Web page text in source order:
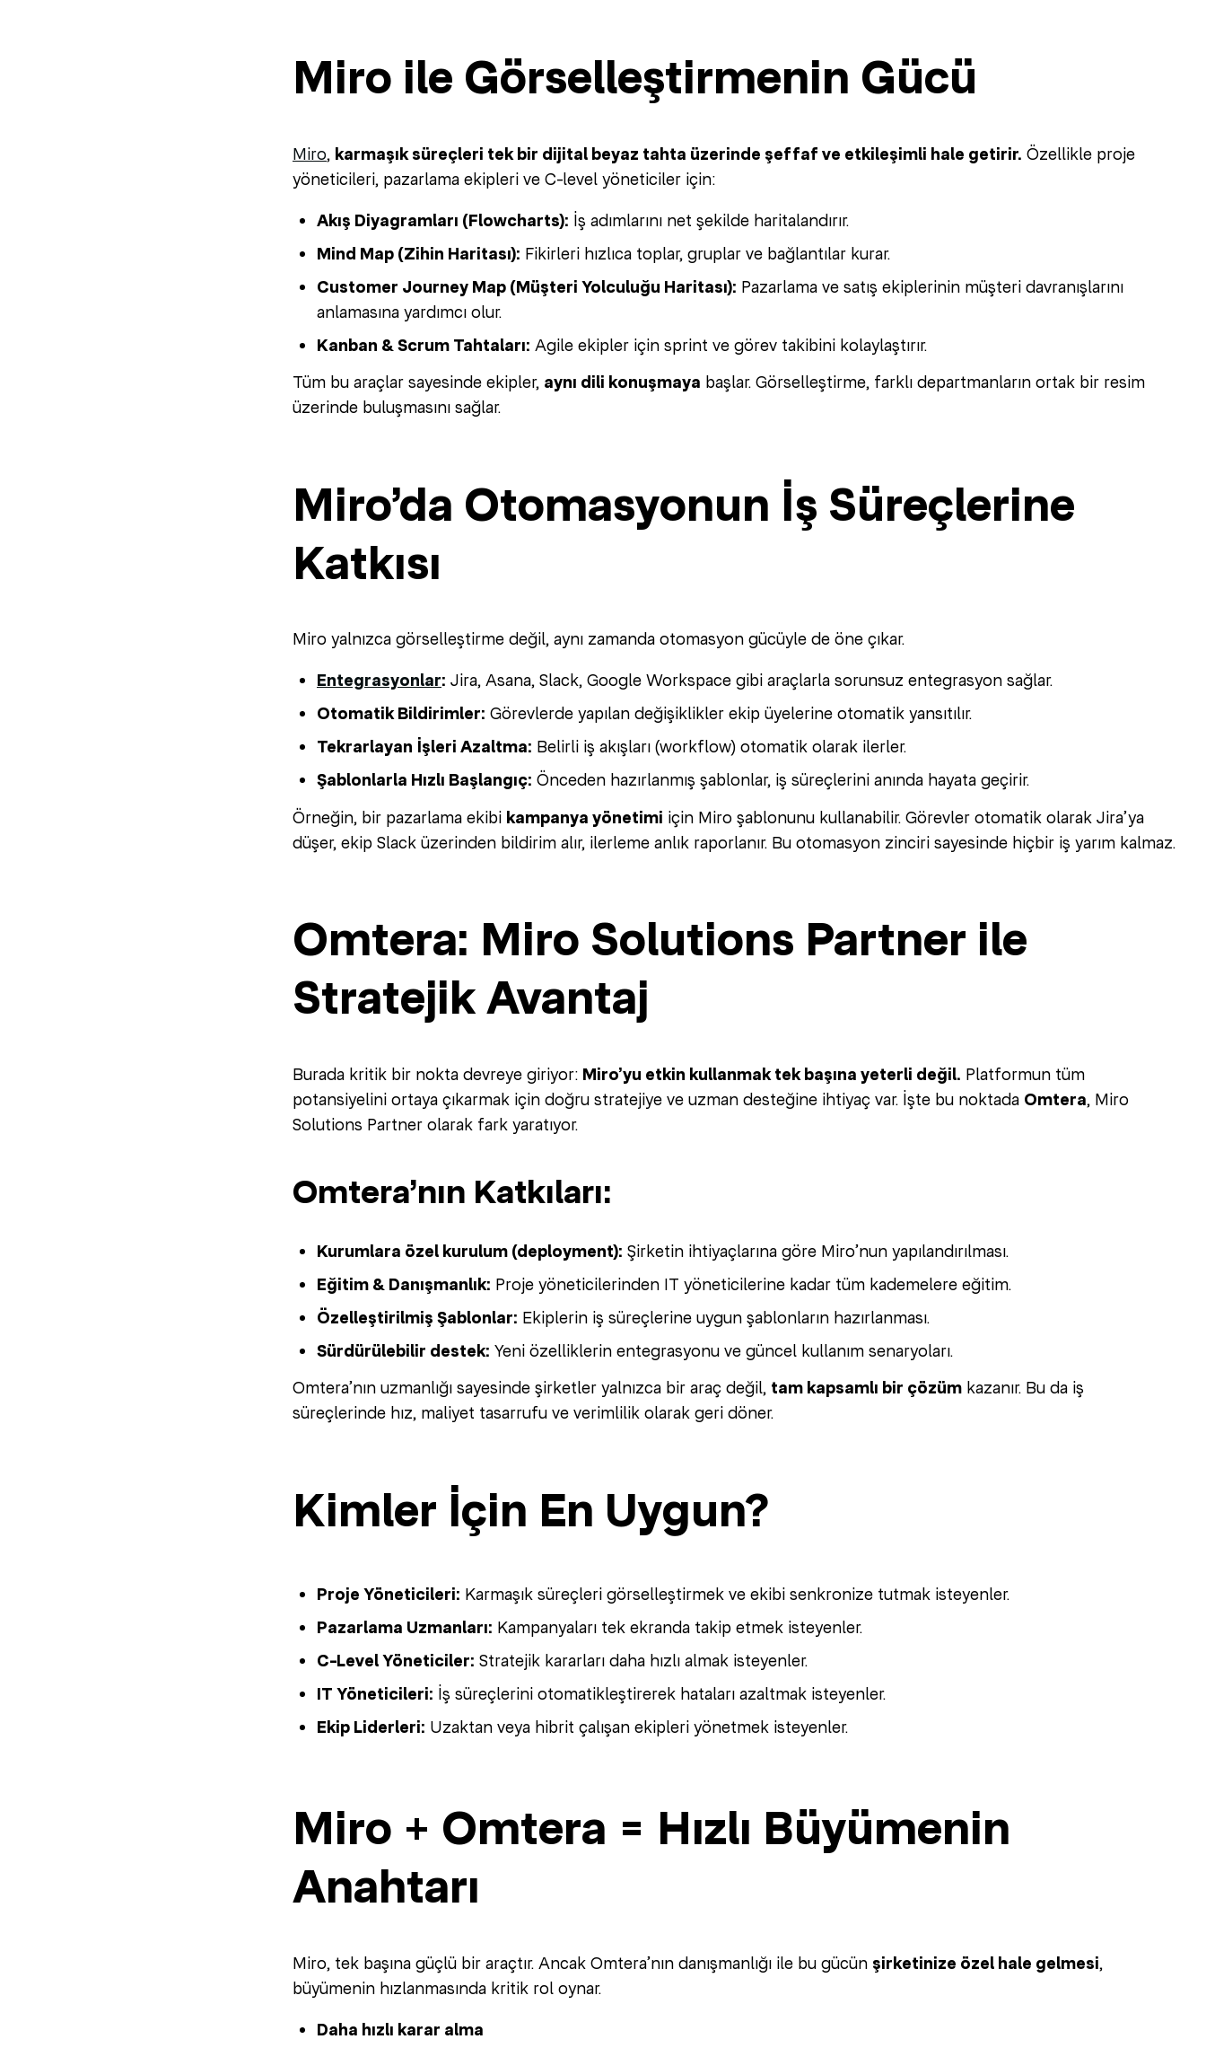
Miro ile Görselleştirmenin Gücü
Miro, karmaşık süreçleri tek bir dijital beyaz tahta üzerinde şeffaf ve etkileşimli hale getirir. Özellikle proje
yöneticileri, pazarlama ekipleri ve C-level yöneticiler için:
Akış Diyagramları (Flowcharts): İş adımlarını net şekilde haritalandırır.
Mind Map (Zihin Haritası): Fikirleri hızlıca toplar, gruplar ve bağlantılar kurar.
Customer Journey Map (Müşteri Yolculuğu Haritası): Pazarlama ve satış ekiplerinin müşteri davranışlarını
anlamasına yardımcı olur.
Kanban & Scrum Tahtaları: Agile ekipler için sprint ve görev takibini kolaylaştırır.
Tüm bu araçlar sayesinde ekipler, aynı dili konuşmaya başlar. Görselleştirme, farklı departmanların ortak bir resim
üzerinde buluşmasını sağlar.
Miro’da Otomasyonun İş Süreçlerine
Katkısı
Miro yalnızca görselleştirme değil, aynı zamanda otomasyon gücüyle de öne çıkar.
Entegrasyonlar: Jira, Asana, Slack, Google Workspace gibi araçlarla sorunsuz entegrasyon sağlar.
Otomatik Bildirimler: Görevlerde yapılan değişiklikler ekip üyelerine otomatik yansıtılır.
Tekrarlayan İşleri Azaltma: Belirli iş akışları (workflow) otomatik olarak ilerler.
Şablonlarla Hızlı Başlangıç: Önceden hazırlanmış şablonlar, iş süreçlerini anında hayata geçirir.
Örneğin, bir pazarlama ekibi kampanya yönetimi için Miro şablonunu kullanabilir. Görevler otomatik olarak Jira’ya
düşer, ekip Slack üzerinden bildirim alır, ilerleme anlık raporlanır. Bu otomasyon zinciri sayesinde hiçbir iş yarım kalmaz.
Omtera: Miro Solutions Partner ile
Stratejik Avantaj
Burada kritik bir nokta devreye giriyor: Miro’yu etkin kullanmak tek başına yeterli değil. Platformun tüm
potansiyelini ortaya çıkarmak için doğru stratejiye ve uzman desteğine ihtiyaç var. İşte bu noktada Omtera, Miro
Solutions Partner olarak fark yaratıyor.
Omtera’nın Katkıları:
Kurumlara özel kurulum (deployment): Şirketin ihtiyaçlarına göre Miro’nun yapılandırılması.
Eğitim & Danışmanlık: Proje yöneticilerinden IT yöneticilerine kadar tüm kademelere eğitim.
Özelleştirilmiş Şablonlar: Ekiplerin iş süreçlerine uygun şablonların hazırlanması.
Sürdürülebilir destek: Yeni özelliklerin entegrasyonu ve güncel kullanım senaryoları.
Omtera’nın uzmanlığı sayesinde şirketler yalnızca bir araç değil, tam kapsamlı bir çözüm kazanır. Bu da iş
süreçlerinde hız, maliyet tasarrufu ve verimlilik olarak geri döner.
Kimler İçin En Uygun?
Proje Yöneticileri: Karmaşık süreçleri görselleştirmek ve ekibi senkronize tutmak isteyenler.
Pazarlama Uzmanları: Kampanyaları tek ekranda takip etmek isteyenler.
C-Level Yöneticiler: Stratejik kararları daha hızlı almak isteyenler.
IT Yöneticileri: İş süreçlerini otomatikleştirerek hataları azaltmak isteyenler.
Ekip Liderleri: Uzaktan veya hibrit çalışan ekipleri yönetmek isteyenler.
Miro + Omtera = Hızlı Büyümenin
Anahtarı
Miro, tek başına güçlü bir araçtır. Ancak Omtera’nın danışmanlığı ile bu gücün şirketinize özel hale gelmesi,
büyümenin hızlanmasında kritik rol oynar.
Daha hızlı karar alma